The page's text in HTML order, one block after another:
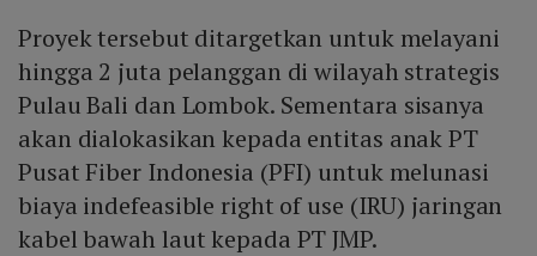
Proyek tersebut ditargetkan untuk melayani
hingga 2 juta pelanggan di wilayah strategis
Pulau Bali dan Lombok. Sementara sisanya
akan dialokasikan kepada entitas anak PT
Pusat Fiber Indonesia (PFI) untuk melunasi
biaya indefeasible right of use (IRU) jaringan
kabel bawah laut kepada PT JMP.